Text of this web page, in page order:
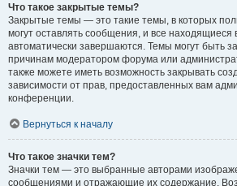
Что такое закрытые темы?
Закрытые темы — это такие темы, в которых
могут оставлять сообщения, и все находящиеся
автоматически завершаются. Темы могут быть
причинам модератором форума или
также можете иметь возможность закрывать
зависимости от прав, предоставленных вам
конференции.
Вернуться к началу
Что такое значки тем?
Значки тем — это выбранные авторами
сообщениями и отражающие их содержание.